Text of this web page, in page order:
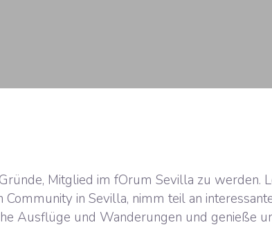
Mitglied im fOrum Sevilla zu werden.
Community in Sevilla, nimm teil an
Ausflüge und Wanderungen und genieße